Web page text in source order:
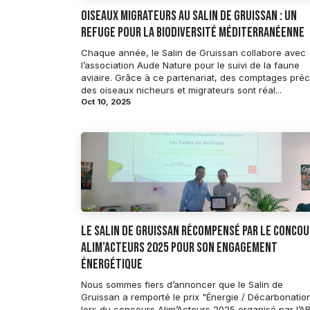
Oiseaux migrateurs au Salin de Gruissan : un
refuge pour la biodiversité méditerranéenne
Chaque année, le Salin de Gruissan collabore avec
l’association Aude Nature pour le suivi de la faune
aviaire. Grâce à ce partenariat, des comptages
des oiseaux nicheurs et migrateurs sont réal...
Oct 10, 2025
Le Salin de Gruissan récompensé par le
Alim’Acteurs 2025 pour son engagement
énergétique
Nous sommes fiers d’annoncer que le Salin de
Gruissan a remporté le prix "Énergie /